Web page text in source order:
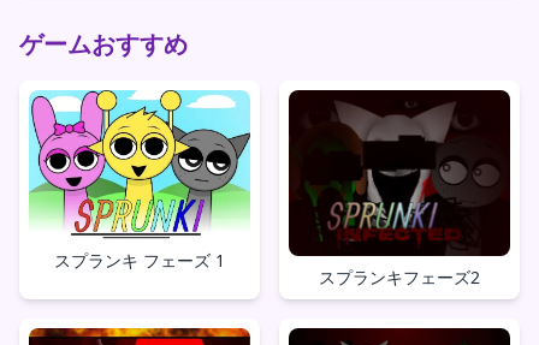
ゲームおすすめ
スプランキ フェーズ 1
スプランキフェーズ2